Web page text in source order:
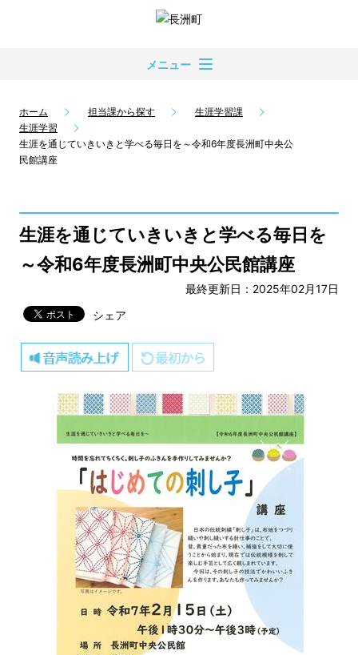
メニュー
ホーム 担当課から探す
生涯学習課
生涯学習
生涯を通じていきいきと学べる毎日を～令和6年度長洲町中央公
民館講座
生涯を通じていきいきと学べる毎日を
～令和6年度長洲町中央公民館講座
最終更新日：2025年02月17日
シェア